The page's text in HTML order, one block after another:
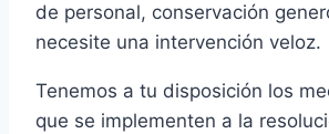
de personal, conservación
necesite una intervención veloz.
Tenemos a tu disposición los
que se implementen a la